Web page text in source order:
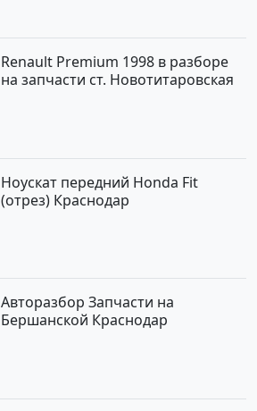
Renault Premium 1998 в разборе
на запчасти ст. Новотитаровская
Ноускат передний Honda Fit
(отрез) Краснодар
Авторазбор Запчасти на
Бершанской Краснодар